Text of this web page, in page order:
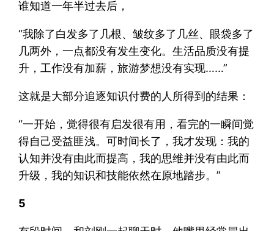
谁知道一年半过去后，
“我除了白发多了几根、皱纹多了几丝、眼袋多了
几两外，一点都没有发生变化。生活品质没有提
升，工作没有加薪，旅游梦想没有实现……”
这就是大部分追逐知识付费的人所得到的结果：
“一开始，觉得很有启发很有用，看完的一瞬间觉
得自己受益匪浅。可时间长了，我才发现：我的
认知并没有由此而提高，我的思维并没有由此而
升级，我的知识和技能依然在原地踏步。”
5